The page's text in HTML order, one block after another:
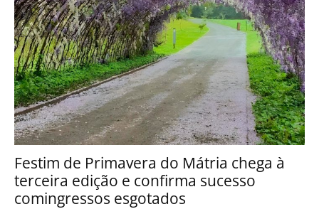
Festim de Primavera do Mátria chega à
terceira edição e confirma sucesso
comingressos esgotados